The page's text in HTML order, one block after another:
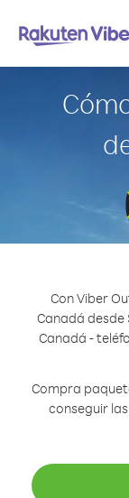
Con Viber
Canadá desde
Canadá -
Compra
conseguir